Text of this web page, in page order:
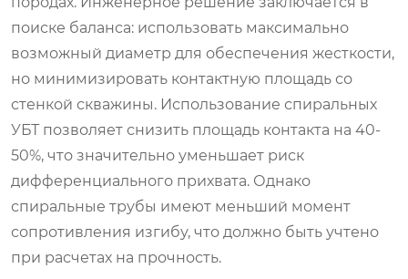
поиске баланса: использовать максимально
возможный диаметр для обеспечения жесткости,
но минимизировать контактную площадь со
стенкой скважины. Использование спиральных
УБТ позволяет снизить площадь контакта на 40-
50%, что значительно уменьшает риск
дифференциального прихвата. Однако
спиральные трубы имеют меньший момент
сопротивления изгибу, что должно быть учтено
при расчетах на прочность.